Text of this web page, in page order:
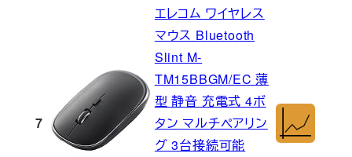
7
エレコム ワイヤレス
マウス Bluetooth
Slint M-
TM15BBGM/EC 薄
型 静音 充電式 4ボ
タン マルチペアリン
グ 3台接続可能